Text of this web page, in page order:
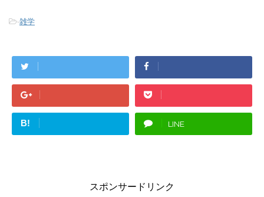
-雑学
B! LINE
スポンサードリンク